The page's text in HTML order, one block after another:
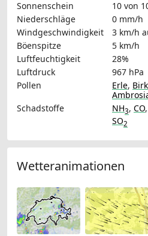
Sonnenschein
10 von
Niederschläge
0 mm/h
Windgeschwindigkeit
3 km/h
Böenspitze
5 km/h
Luftfeuchtigkeit
28%
Luftdruck
967 hPa
Pollen
Erle,
Schadstoffe
NH3, CO,
SO2
Wetteranimationen